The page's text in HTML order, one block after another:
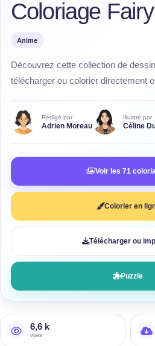
Coloriage Fairy
Anime
Découvrez cette collection de
télécharger ou colorier directement
Rédigé par
Adrien Moreau
Illustré par
Céline
Voir les 71
Colorier en
Télécharger ou
Puzzle
6,6 k
vues